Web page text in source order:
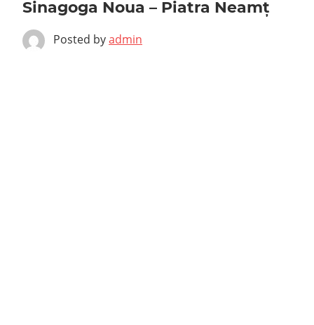
Sinagoga Noua – Piatra Neamț
Posted byadmin